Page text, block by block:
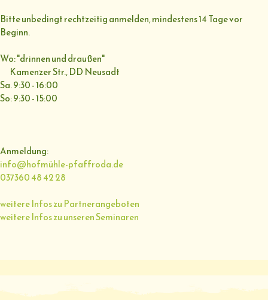
Bitte unbedingt rechtzeitig anmelden, mindestens 14 Tage vor
Beginn.
Wo: "drinnen und draußen"
Kamenzer Str., DD Neusadt
Sa. 9:30 - 16:00
So: 9:30 - 15:00
Anmeldung:
info@hofmühle-pfaffroda.de
037360 48 42 28
weitere Infos zu Partnerangeboten
weitere Infos zu unseren Seminaren